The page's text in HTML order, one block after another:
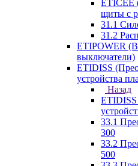
ETICEE
щиты с
31.1
31.2
ETIPOWER
выключатели)
ETIDISS
устройства
Назад
ETIDISS
33.1
300
33.2
500